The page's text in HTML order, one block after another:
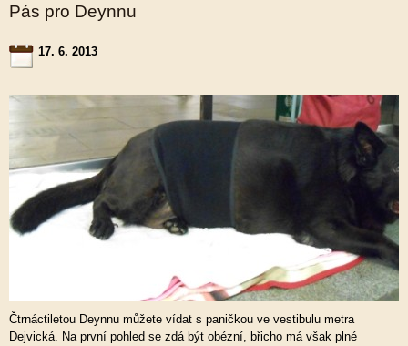
Pás pro Deynnu
17. 6. 2013
Čtrnáctiletou Deynnu můžete vídat s paničkou ve vestibulu metra
Dejvická. Na první pohled se zdá být obézní, břicho má však plné